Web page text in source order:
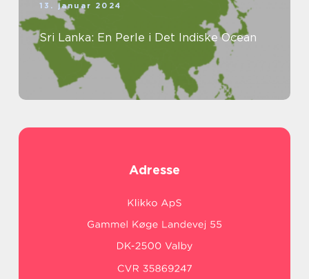
13. januar 2024
Sri Lanka: En Perle i Det Indiske Ocean
Adresse